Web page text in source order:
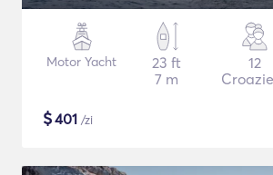
Motor Yacht
23 ft
7 m
12
$401 /zi